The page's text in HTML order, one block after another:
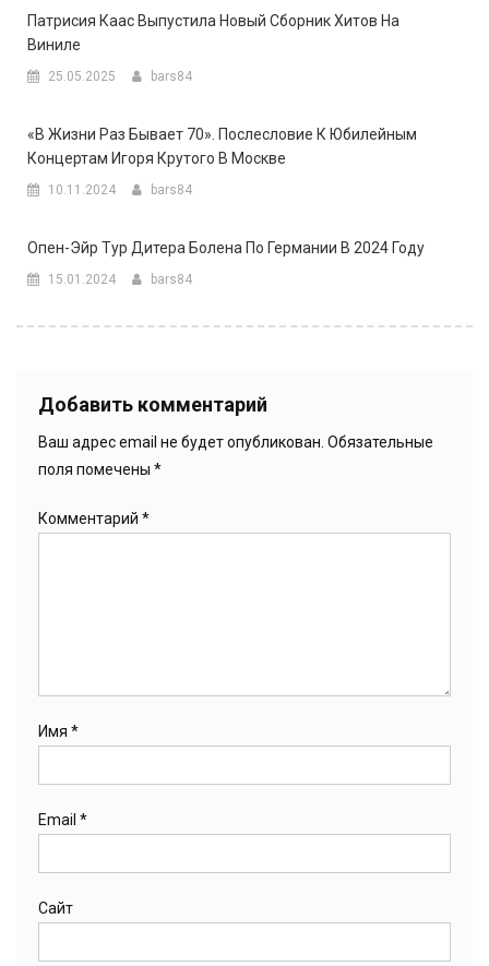
Патрисия Каас Выпустила Новый Сборник Хитов На
Виниле
25.05.2025 bars84
«В Жизни Раз Бывает 70». Послесловие К Юбилейным
Концертам Игоря Крутого В Москве
10.11.2024 bars84
Опен-Эйр Тур Дитера Болена По Германии В 2024 Году
15.01.2024 bars84
Добавить комментарий
Ваш адрес email не будет опубликован. Обязательные
поля помечены *
Комментарий *
Имя *
Email *
Сайт